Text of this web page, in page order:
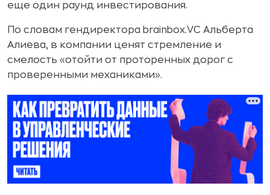
еще один раунд инвестирования.
По словам гендиректора brainbox.VC Альберта
Алиева, в компании ценят стремление и
смелость «отойти от проторенных дорог с
проверенными механиками».